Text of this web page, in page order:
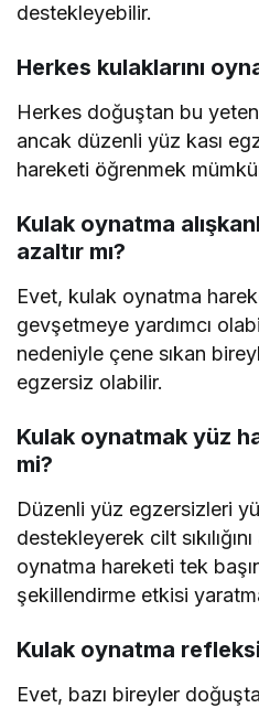
destekleyebilir.
Herkes kulaklarını
Herkes doğuştan bu
ancak düzenli yüz kası
hareketi öğrenmek
Kulak oynatma
azaltır mı?
Evet, kulak oynatma
gevşetmeye yardımcı
nedeniyle çene sıkan
egzersiz olabilir.
Kulak oynatmak yüz
mi?
Düzenli yüz egzersizleri
destekleyerek cilt
oynatma hareketi tek
şekillendirme etkisi
Kulak oynatma
Evet, bazı bireyler